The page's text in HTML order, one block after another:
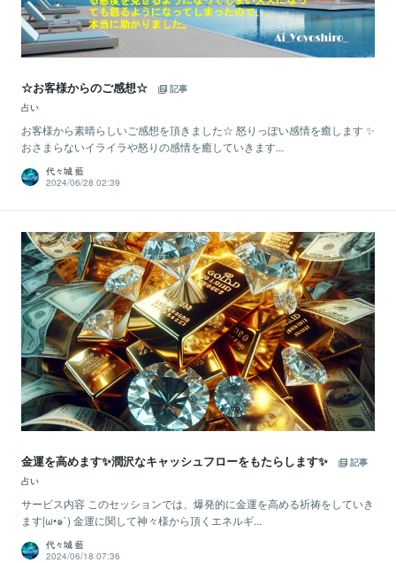
☆お客様からのご感想☆
記事
占い
お客様から素晴らしいご感想を頂きました☆ 怒りっぽい感情を癒します ✨
おさまらないイライラや怒りの感情を癒していきます...
代々城 藍
2024/06/28 02:39
金運を高めます✨潤沢なキャッシュフローをもたらします✨
記事
占い
サービス内容 このセッションでは、爆発的に金運を高める祈祷をしていき
ます|ω•๑`) 金運に関して神々様から頂くエネルギ...
代々城 藍
2024/06/18 07:36